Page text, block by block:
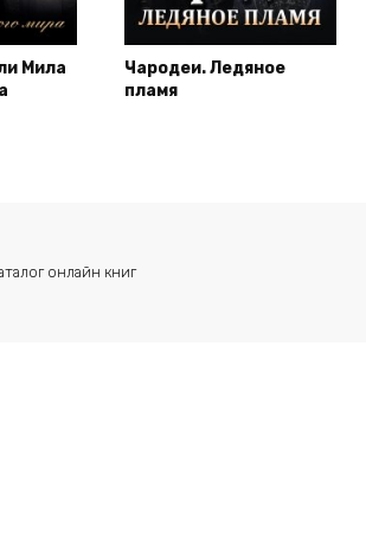
Мила
Чародеи. Ледяное
пламя
онлайн книг